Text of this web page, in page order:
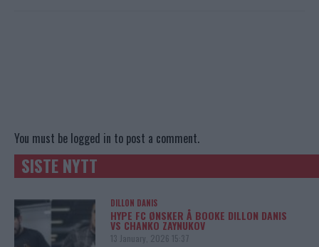
You must be logged in to post a comment.
SISTE NYTT
DILLON DANIS
HYPE FC ØNSKER Å BOOKE DILLON DANIS
VS CHANKO ZAYNUKOV
13 January, 2026 15:37